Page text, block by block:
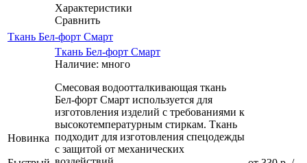
Характеристики
Сравнить
Ткань Бел-форт Смарт
Новинка
Ткань Бел-форт Смарт
Наличие: много
Смесовая водоотталкивающая ткань
Бел-форт Смарт используется для
изготовления изделий с требованиями к
высокотемпературным стиркам. Ткань
подходит для изготовления спецодежды
с защитой от механических